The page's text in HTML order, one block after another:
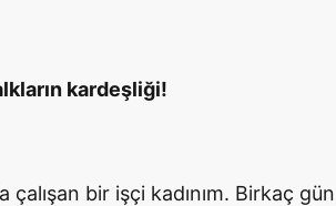
kardeşliği!
çalışan bir işçi kadınım. Birkaç